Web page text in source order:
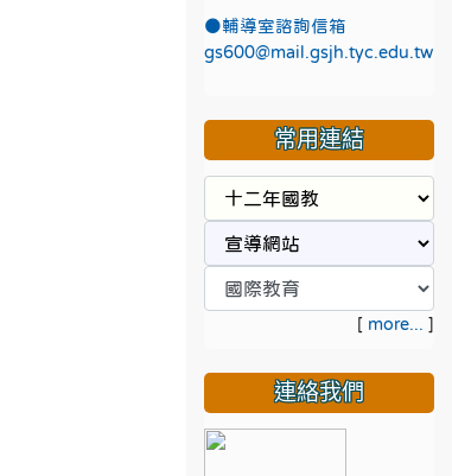
●輔導室諮詢信箱
gs600@mail.gsjh.tyc.edu.tw
常用連結
[ more... ]
連絡我們